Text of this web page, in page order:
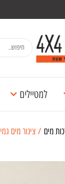
למטיילים
מים / צינור מים גמיש